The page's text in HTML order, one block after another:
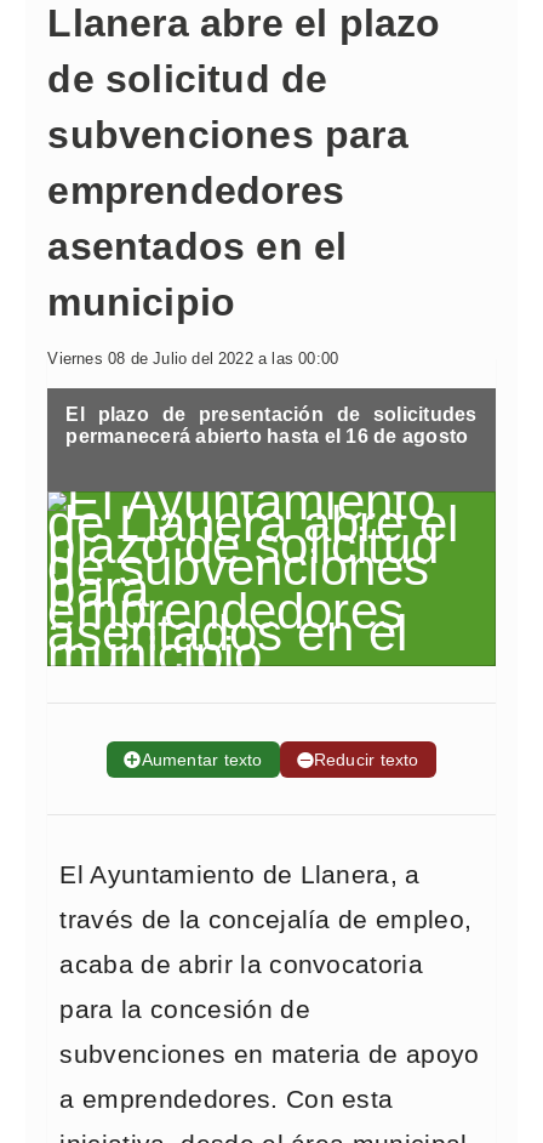
Llanera abre el plazo
de solicitud de
subvenciones para
emprendedores
asentados en el
municipio
Viernes 08 de Julio del 2022 a las 00:00
El plazo de presentación de solicitudes
permanecerá abierto hasta el 16 de agosto
➕Aumentar texto ➖Reducir texto
El Ayuntamiento de Llanera, a
través de la concejalía de empleo,
acaba de abrir la convocatoria
para la concesión de
subvenciones en materia de apoyo
a emprendedores. Con esta